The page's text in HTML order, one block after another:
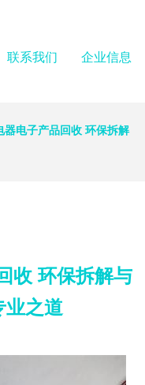
联系我们 企业信息
器电子产品回收 环保拆解
收 环保拆解与
业之道